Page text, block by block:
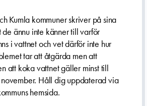
Kumla kommuner skriver på sina
de ännu inte känner till varför
i vattnet och vet därför inte hur
tar att åtgärda men att
att koka vattnet gäller minst till
. Håll dig uppdaterad via
hemsida.